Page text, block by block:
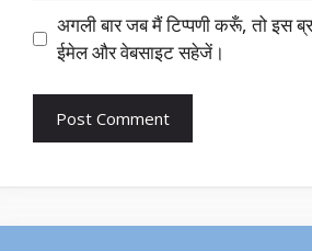
अगली बार जब मैं टिप्पणी करूँ, तो इस
ईमेल और वेबसाइट सहेजें।